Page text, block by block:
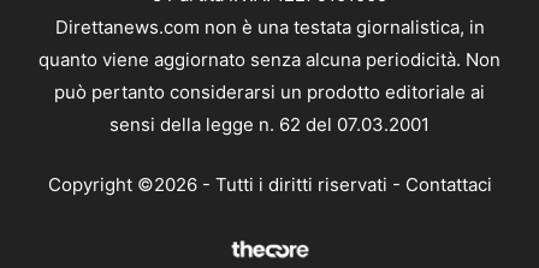
Direttanews.com non è una testata giornalistica, in
quanto viene aggiornato senza alcuna periodicità. Non
può pertanto considerarsi un prodotto editoriale ai
sensi della legge n. 62 del 07.03.2001
Copyright ©2026 - Tutti i diritti riservati - Contattaci